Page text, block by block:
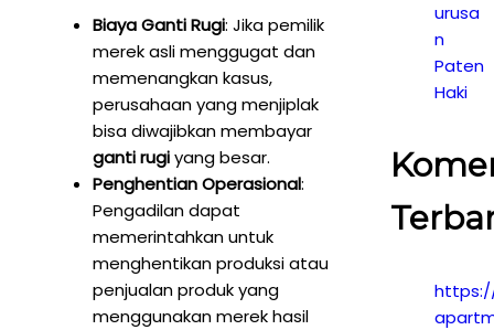
Biaya Ganti Rugi: Jika pemilik
merek asli menggugat dan
memenangkan kasus,
perusahaan yang menjiplak
bisa diwajibkan membayar
ganti rugiyang besar.
Penghentian Operasional:
Pengadilan dapat
memerintahkan untuk
menghentikan produksi atau
penjualan produk yang
menggunakan merek hasil
urusa
n
Paten
Haki